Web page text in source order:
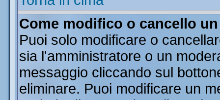
Come modifico o cancello
Puoi solo modificare o
sia l'amministratore o un
messaggio cliccando sul
eliminare. Puoi modificare un